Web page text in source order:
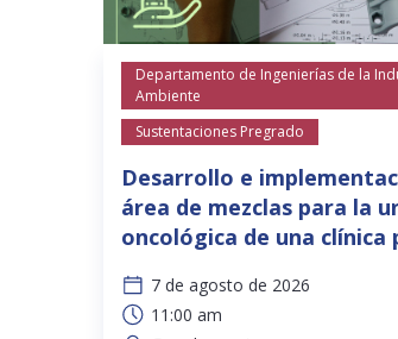
Departamento de Ingenierías de la
Ambiente
Sustentaciones Pregrado
Desarrollo e
área de mezclas para la
oncológica de una clínica
7 de agosto de 2026
11:00 am